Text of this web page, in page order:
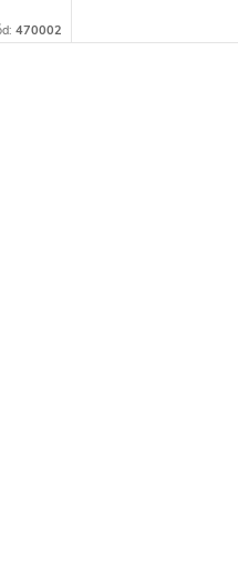
470002